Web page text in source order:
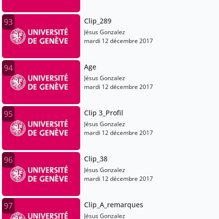
93 Clip_289
Jésus Gonzalez
mardi 12 décembre 2017
94 Age
Jésus Gonzalez
mardi 12 décembre 2017
95 Clip 3_Profil
Jésus Gonzalez
mardi 12 décembre 2017
96 Clip_38
Jésus Gonzalez
mardi 12 décembre 2017
97 Clip_A_remarques
Jésus Gonzalez